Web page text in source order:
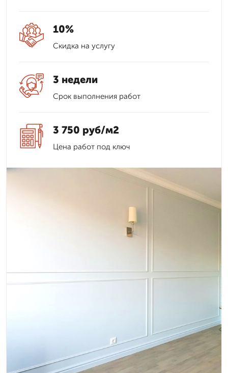
10%
Скидка на услугу
3 недели
Срок выполнения работ
3 750 руб/м2
Цена работ под ключ